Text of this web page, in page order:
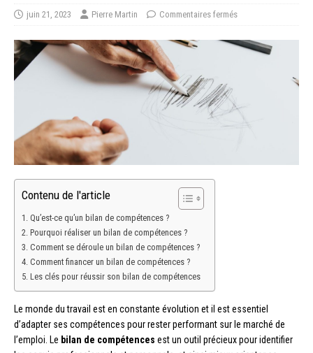
juin 21, 2023 Pierre Martin Commentaires fermés
Contenu de l'article
Qu’est-ce qu’un bilan de compétences ?
Pourquoi réaliser un bilan de compétences ?
Comment se déroule un bilan de compétences ?
Comment financer un bilan de compétences ?
Les clés pour réussir son bilan de compétences
Le monde du travail est en constante évolution et il est essentiel
d’adapter ses compétences pour rester performant sur le marché de
l’emploi. Le bilan de compétences est un outil précieux pour identifier